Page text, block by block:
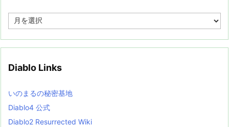
e
i
s
t
Diablo Links
いのまるの秘密基地
Diablo4 公式
Diablo2 Resurrected Wiki